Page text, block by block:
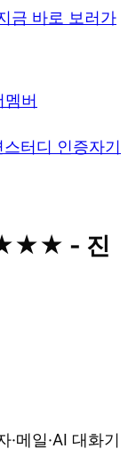
금 바로 보러가
멤버
스터디 인증자기
- 진
메일·AI 대화기